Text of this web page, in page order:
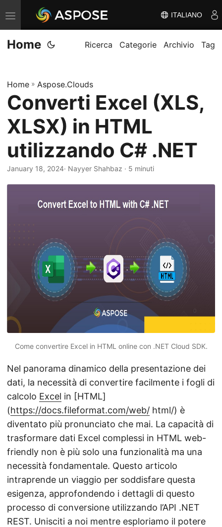
V
ä
x
n
a
i
e
r
i
ITALIANO
Home Ricerca Categorie Archivio Tag
Home » Aspose.Clouds
Converti Excel (XLS,
XLSX) in HTML
utilizzando C# .NET
January 18, 2024· Nayyer Shahbaz · 5 minuti
Come convertire Excel in HTML online con .NET Cloud SDK.
Nel panorama dinamico della presentazione dei
dati, la necessità di convertire facilmente i fogli di
calcolo Excel in [HTML]
(https://docs.fileformat.com/web/ html/) è
diventato più pronunciato che mai. La capacità di
trasformare dati Excel complessi in HTML web-
friendly non è più solo una funzionalità ma una
necessità fondamentale. Questo articolo
intraprende un viaggio per soddisfare questa
esigenza, approfondendo i dettagli di questo
processo di conversione utilizzando l’API .NET
REST. Unisciti a noi mentre esploriamo il potere